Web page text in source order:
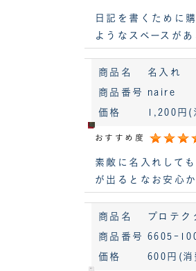
日記を書くために
ようなスペースが
商品名 名入れ
商品番号 naire
価格 1,200円 (
おすすめ度
素敵に名入れして
が出るとなお安心
商品名 プロテ
商品番号 6605-
価格 600円 (